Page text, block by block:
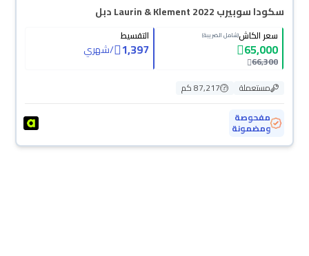
سكودا سوبيرب Laurin & Klement 2022 دبل
سعر الكاش(شامل الضريبة)
65,000
66,300
التقسيط
1,397
/شهري
مستعملة
87,217 كم
مفحوصة
ومضمونة